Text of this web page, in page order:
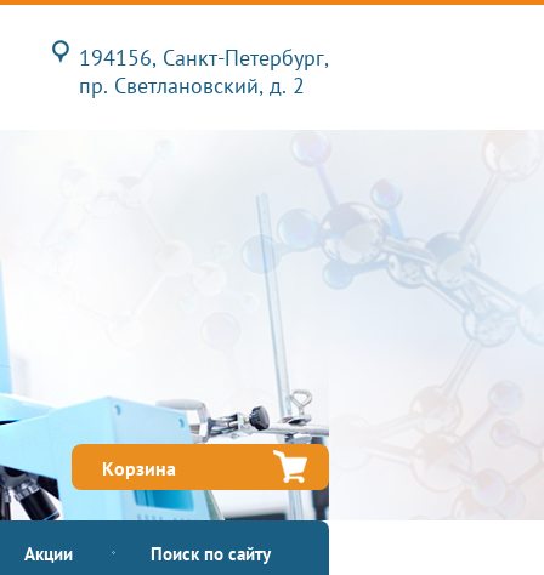
194156, Санкт-Петербург,
пр. Светлановский, д. 2
Корзина
Акции Поиск по сайту